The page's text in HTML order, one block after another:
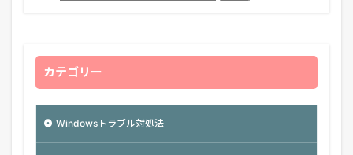
カテゴリー
Windowsトラブル対処法